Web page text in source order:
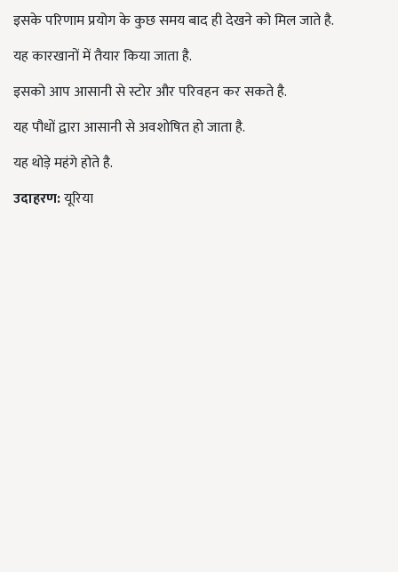
इसके परिणाम प्रयोग के कुछ समय बाद ही देखने को मिल जाते है.
यह कारखानों में तैयार किया जाता है.
इसको आप आसानी से स्टोर और परिवहन कर सकते है.
यह पौधों द्वारा आसानी से अवशोषित हो जाता है.
यह थोड़े महंगे होते है.
उदाहरण:यूरिया